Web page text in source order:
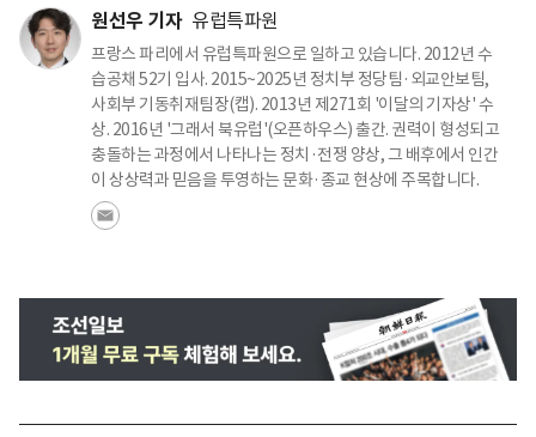
원선우 기자 유럽특파원
프랑스 파리에서 유럽특파원으로 일하고 있습니다. 2012년 수
습공채 52기 입사. 2015~2025년 정치부 정당팀·외교안보팀,
사회부 기동취재팀장(캡). 2013년 제271회 '이달의 기자상' 수
상. 2016년 '그래서 북유럽'(오픈하우스) 출간. 권력이 형성되고
충돌하는 과정에서 나타나는 정치·전쟁 양상, 그 배후에서 인간
이 상상력과 믿음을 투영하는 문화·종교 현상에 주목합니다.